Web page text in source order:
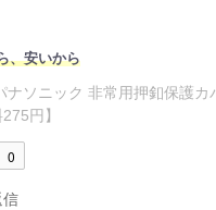
、安いから
ナソニック 非常用押釦保護カ
円】
0
信